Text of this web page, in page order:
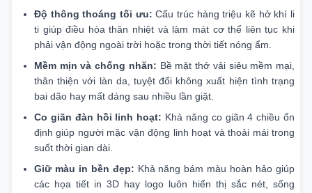
Độ thông thoáng tối ưu: Cấu trúc hàng triệu kẽ hở khí li
ti giúp điều hòa thân nhiệt và làm mát cơ thể liên tục khi
phải vận động ngoài trời hoặc trong thời tiết nóng ẩm.
Mềm mịn và chống nhăn: Bề mặt thớ vải siêu mềm mại,
thân thiện với làn da, tuyệt đối không xuất hiện tình trạng
bai dão hay mất dáng sau nhiều lần giặt.
Co giãn đàn hồi linh hoạt: Khả năng co giãn 4 chiều ổn
định giúp người mặc vận động linh hoạt và thoải mái trong
suốt thời gian dài.
Giữ màu in bền đẹp: Khả năng bám màu hoàn hảo giúp
các họa tiết in 3D hay logo luôn hiển thị sắc nét, sống